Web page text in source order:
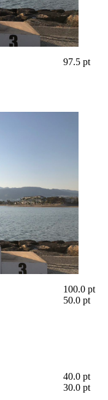
97.5 pt
100.0 pt
50.0 pt
40.0 pt
30.0 pt